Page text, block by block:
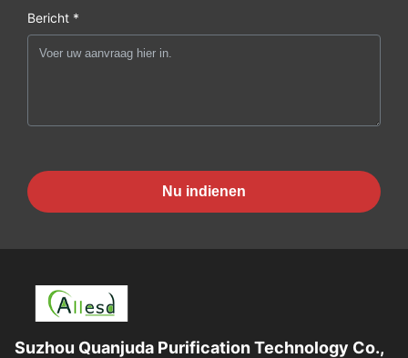
Bericht *
Nu indienen
Suzhou Quanjuda Purification Technology Co.,